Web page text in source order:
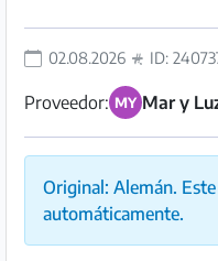
02.08.2026 ID:
Proveedor: MY Mar y
Original: Alemán.
automáticamente.